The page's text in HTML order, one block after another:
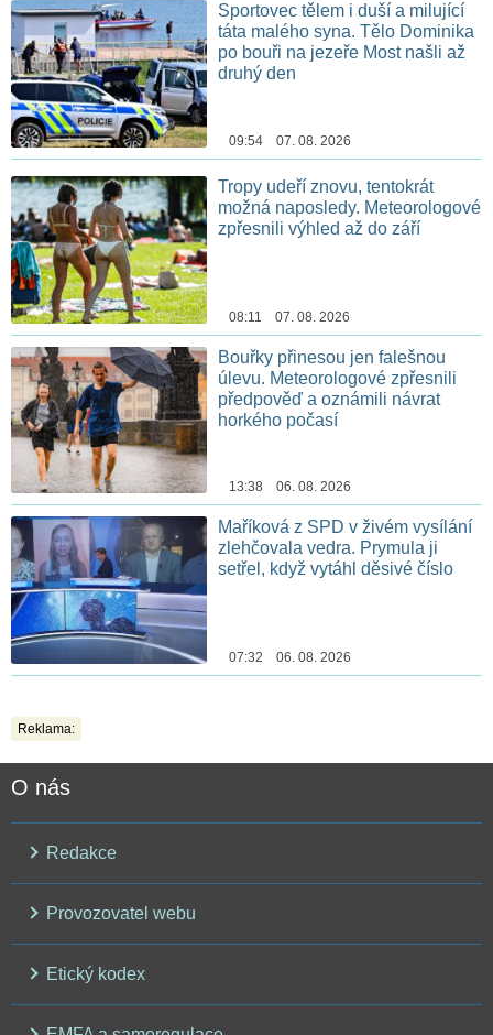
Sportovec tělem i duší a milující
táta malého syna. Tělo Dominika
po bouři na jezeře Most našli až
druhý den
09:54 07. 08. 2026
Tropy udeří znovu, tentokrát
možná naposledy. Meteorologové
zpřesnili výhled až do září
08:11 07. 08. 2026
Bouřky přinesou jen falešnou
úlevu. Meteorologové zpřesnili
předpověď a oznámili návrat
horkého počasí
13:38 06. 08. 2026
Maříková z SPD v živém vysílání
zlehčovala vedra. Prymula ji
setřel, když vytáhl děsivé číslo
07:32 06. 08. 2026
Reklama:
O nás
Redakce
Provozovatel webu
Etický kodex